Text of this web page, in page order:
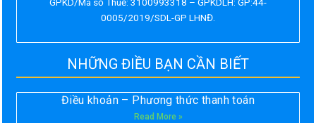
0005/2019/SDL-GP LHNĐ.
NHỮNG ĐIỀU BẠN CẦN BIẾT
Điều khoản – Phương thức thanh toán
Read More »